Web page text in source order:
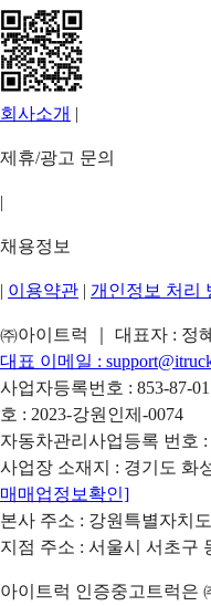
회사소개 |
제휴/광고 문의
|
채용정보
| 이용약관 | 개인정보 처리
㈜아이트럭 ｜ 대표자 : 정
대표 이메일 :
사업자등록번호 : 853-87-
호 : 2023-강원인제-0074
자동차관리사업등록 번호 :
사업장 소재지 : 경기도 화
매매업정보확인]
본사 주소 : 강원특별자치
지점 주소 : 서울시 서초구
아이트럭 인증중고트럭은